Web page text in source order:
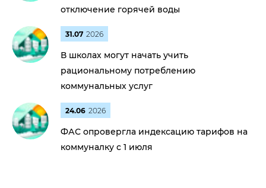
отключение горячей воды
31.07 2026
В школах могут начать учить
рациональному потреблению
коммунальных услуг
24.06 2026
ФАС опровергла индексацию тарифов на
коммуналку с 1 июля